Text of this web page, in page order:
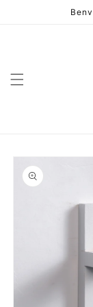
direttamente
Passa alle
informazioni
sul prodotto